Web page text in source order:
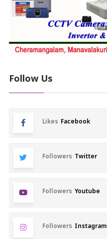
Follow Us
Likes Facebook
Followers Twitter
Followers Youtube
Followers Instagram